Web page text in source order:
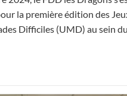
la première édition des
Difficiles (UMD) au sein